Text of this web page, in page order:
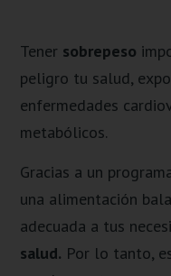
Tener sobrepeso
peligro tu salud,
enfermedades
metabólicos.
Gracias a un
una alimentación
adecuada a tus
salud. Por lo tanto,